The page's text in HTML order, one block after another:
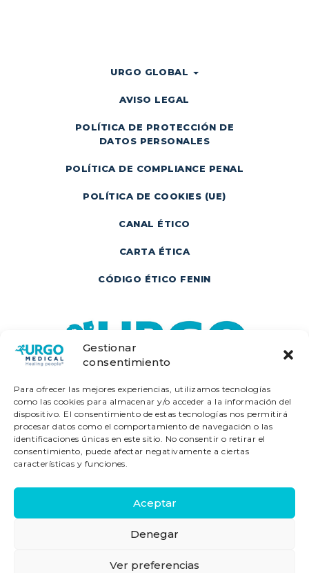
Gestionar
consentimiento
Para ofrecer las mejores experiencias, utilizamos tecnologías
como las cookies para almacenar y/o acceder a la información del
dispositivo. El consentimiento de estas tecnologías nos permitirá
procesar datos como el comportamiento de navegación o las
identificaciones únicas en este sitio. No consentir o retirar el
consentimiento, puede afectar negativamente a ciertas
características y funciones.
Aceptar
Denegar
Ver preferencias
URGO GLOBAL
AVISO LEGAL
POLÍTICA DE PROTECCIÓN DE
DATOS PERSONALES
POLÍTICA DE COMPLIANCE PENAL
POLÍTICA DE COOKIES (UE)
CANAL ÉTICO
CARTA ÉTICA
CÓDIGO ÉTICO FENIN
Laboratorios URGO - Diagonal - 640, 2ª
Planta 2ºB Edif. Alta Diagonal - 08017
Barcelona